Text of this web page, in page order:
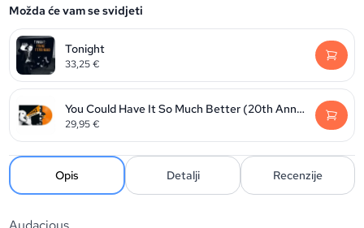
Možda će vam se svidjeti
Tonight
33,25€
You Could Have It So Much Better (20th Anniversary Edition)
29,95€
Opis Detalji Recenzije